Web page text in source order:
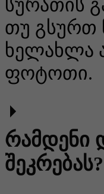
სურათის
თუ გსურთ
ხელახლა
ფოტოთი.
რამდენი
შეკრებას?